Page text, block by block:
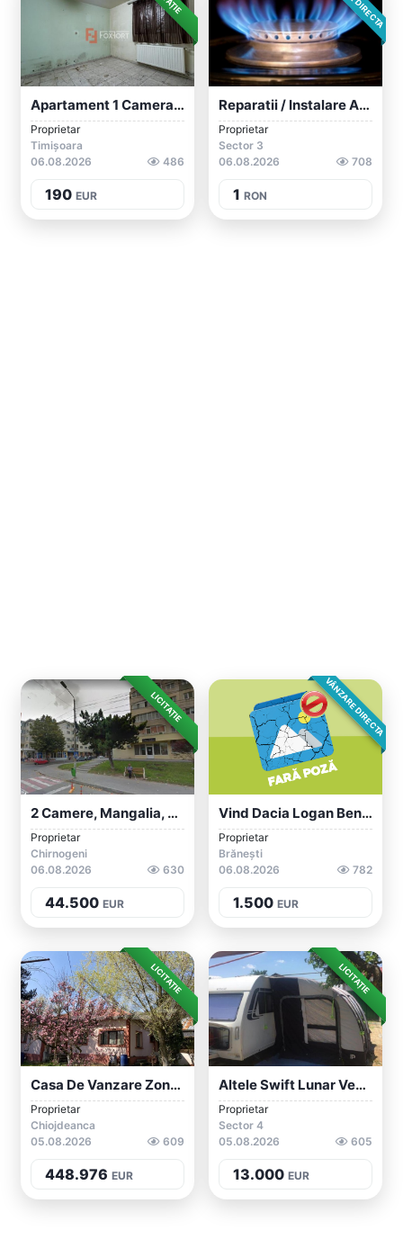
Apartament 1 Camera, De Inchiriat, In Pi...
Proprietar
Timișoara
06.08.2026
486
190 EUR
Reparatii / Instalare Aragaze Casnice
Proprietar
Sector 3
06.08.2026
708
1 RON
LICITAȚIE
2 Camere, Mangalia, Comision Zero
Proprietar
Chirnogeni
06.08.2026
630
44.500 EUR
VÂNZARE DIRECTA
Vind Dacia Logan Benzina+GPL
Proprietar
Brănești
06.08.2026
782
1.500 EUR
LICITAȚIE
Casa De Vanzare Zona Deosebita Aproape D...
Proprietar
Chiojdeanca
05.08.2026
609
448.976 EUR
LICITAȚIE
Altele Swift Lunar Venus
Proprietar
Sector 4
05.08.2026
605
13.000 EUR